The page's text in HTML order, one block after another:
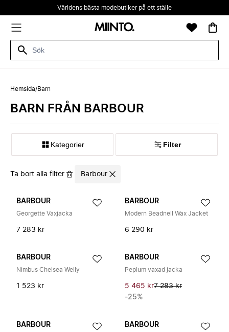
Världens bästa modebutiker på ett ställe
Hemsida/Barn
BARN FRÅN BARBOUR
Kategorier Filter
Ta bort alla filter Barbour
BARBOUR
Georgette Vaxjacka
7 283 kr
BARBOUR
Modern Beadnell Wax Jacket
6 290 kr
BARBOUR
Nimbus Chelsea Welly
1 523 kr
BARBOUR
Peplum vaxad jacka
5 465 kr7 283 kr
-25%
BARBOUR BARBOUR